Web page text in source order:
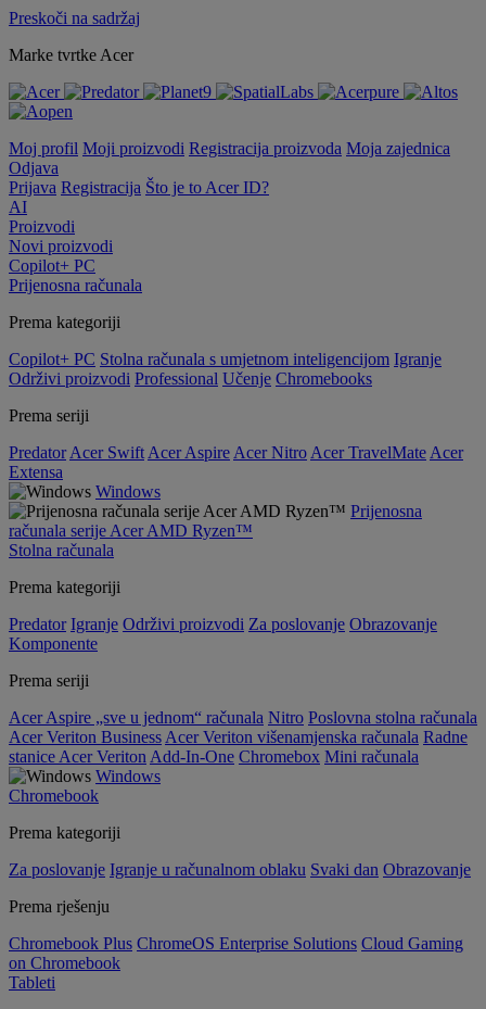
Preskoči na sadržaj
Marke tvrtke Acer
Moj profil Moji proizvodi Registracija proizvoda Moja zajednica
Odjava
Prijava Registracija Što je to Acer ID?
AI
Proizvodi
Novi proizvodi
Copilot+ PC
Prijenosna računala
Prema kategoriji
Copilot+ PC Stolna računala s umjetnom inteligencijom Igranje
Održivi proizvodi Professional Učenje Chromebooks
Prema seriji
Predator Acer Swift Acer Aspire Acer Nitro Acer TravelMate Acer
Extensa
Windows
Prijenosna
računala serije Acer AMD Ryzen™
Stolna računala
Prema kategoriji
Predator Igranje Održivi proizvodi Za poslovanje Obrazovanje
Komponente
Prema seriji
Acer Aspire „sve u jednom“ računala Nitro Poslovna stolna računala
Acer Veriton Business Acer Veriton višenamjenska računala Radne
stanice Acer Veriton Add-In-One Chromebox Mini računala
Windows
Chromebook
Prema kategoriji
Za poslovanje Igranje u računalnom oblaku Svaki dan Obrazovanje
Prema rješenju
Chromebook Plus ChromeOS Enterprise Solutions Cloud Gaming
on Chromebook
Tableti